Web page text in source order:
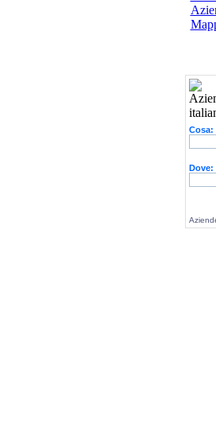
Cosa:
Dove: